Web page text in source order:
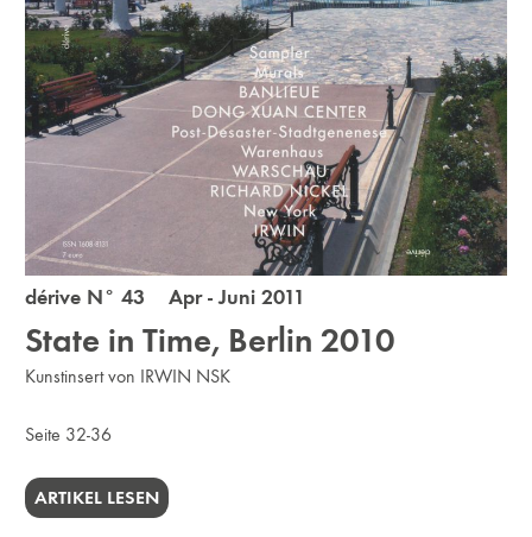
dérive N° 43 Apr - Juni 2011
State in Time, Berlin 2010
Kunstinsert von IRWIN NSK
Seite 32-36
ARTIKEL LESEN